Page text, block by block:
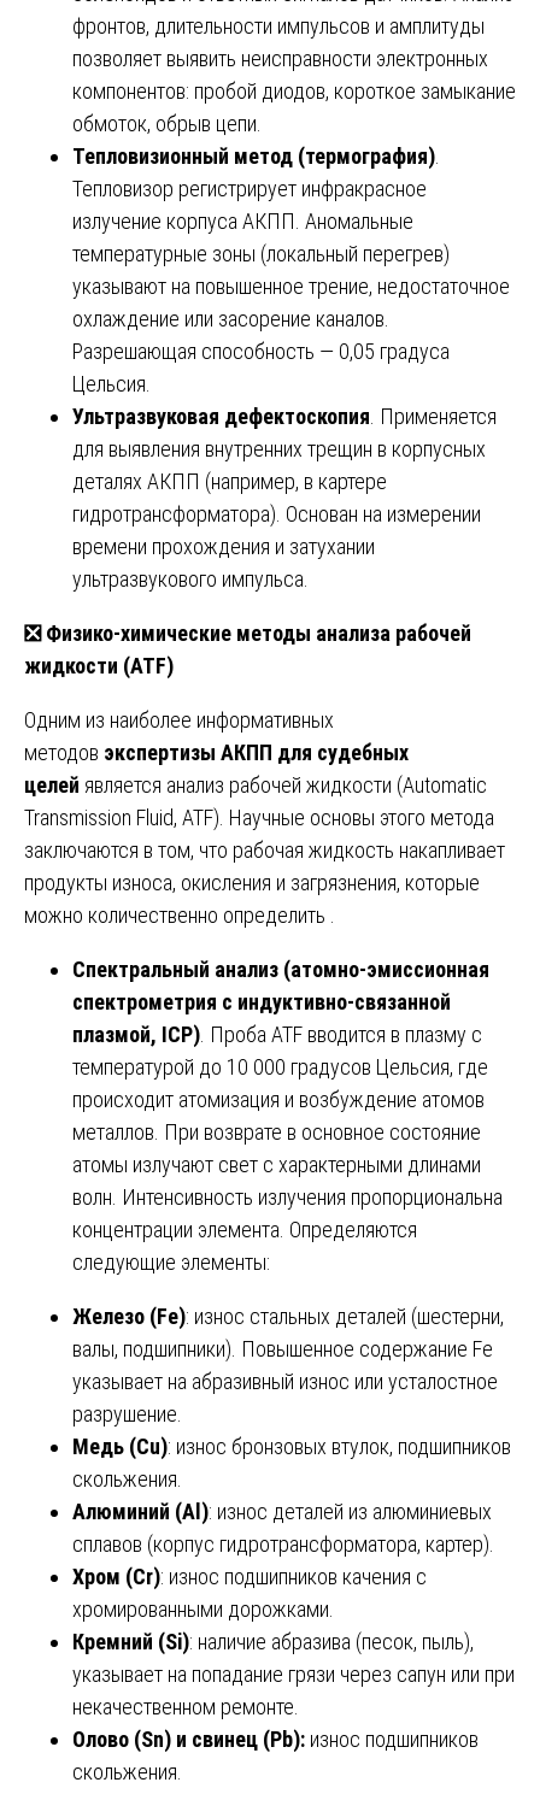
фронтов, длительности импульсов и амплитуды
позволяет выявить неисправности электронных
компонентов: пробой диодов, короткое замыкание
обмоток, обрыв цепи.
Тепловизионный метод (термография)
Тепловизор регистрирует инфракрасное
излучение корпуса АКПП. Аномальные
температурные зоны (локальный перегрев)
указывают на повышенное трение, недостаточное
охлаждение или засорение каналов.
Разрешающая способность — 0,05 градуса
Цельсия.
Ультразвуковая дефектоскопия . Применяется
для выявления внутренних трещин в корпусных
деталях АКПП (например, в картере
гидротрансформатора). Основан на измерении
времени прохождения и затухании
ультразвукового импульса.
❎Физико-химические методы анализа рабочей
жидкости (ATF)
Одним из наиболее информативных
методов экспертизы АКПП для судебных
целей является анализ рабочей жидкости (Automatic
Transmission Fluid, ATF). Научные основы этого метода
заключаются в том, что рабочая жидкость накапливает
продукты износа, окисления и загрязнения, которые
можно количественно определить .
Спектральный анализ (атомно-эмиссионная
спектрометрия с индуктивно-связанной
плазмой, ICP) . Проба ATF вводится в плазму с
температурой до 10 000 градусов Цельсия, где
происходит атомизация и возбуждение атомов
металлов. При возврате в основное состояние
атомы излучают свет с характерными длинами
волн. Интенсивность излучения пропорциональна
концентрации элемента. Определяются
следующие элементы:
Железо (Fe): износ стальных деталей (шестерни,
валы, подшипники). Повышенное содержание Fe
указывает на абразивный износ или усталостное
разрушение.
Медь (Cu): износ бронзовых втулок, подшипников
скольжения.
Алюминий (Al): износ деталей из алюминиевых
сплавов (корпус гидротрансформатора, картер).
Хром (Cr): износ подшипников качения с
хромированными дорожками.
Кремний (Si): наличие абразива (песок, пыль),
указывает на попадание грязи через сапун или при
некачественном ремонте.
Олово (Sn) и свинец (Pb): износ подшипников
скольжения.